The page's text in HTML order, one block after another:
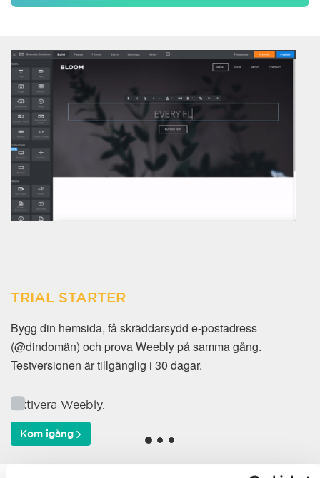
TRIAL STARTER
Bygg din hemsida, få skräddarsydd e-postadress
(@dindomän) och prova Weebly på samma gång.
Testversionen är tillgänglig i 30 dagar.
Aktivera Weebly.
Kom igång